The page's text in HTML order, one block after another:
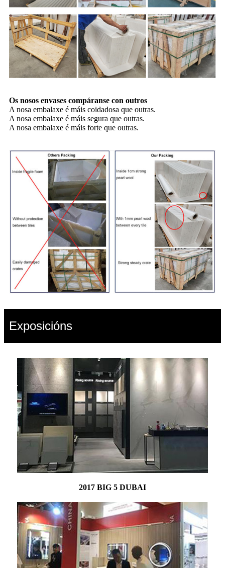
Os nosos envases compáranse con outros
A nosa embalaxe é máis coidadosa que outras.
A nosa embalaxe é máis segura que outras.
A nosa embalaxe é máis forte que outras.
Exposicións
2017 BIG 5 DUBAI